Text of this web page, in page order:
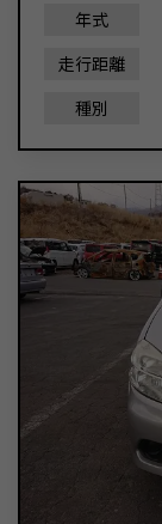
年式
走行距離
種別